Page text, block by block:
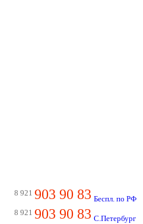
8 921 903 90 83 Беспл. по РФ
8 921 903 90 83 С.Петербург